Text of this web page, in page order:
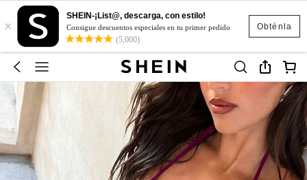
Obténla
×
SHEIN-¡List@, descarga, con estilo!
Consigue descuentos especiales en tu primer pedido
(5,000)